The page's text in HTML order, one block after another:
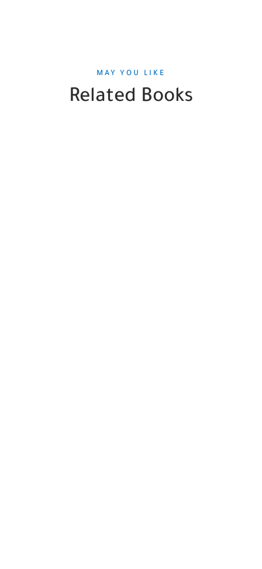
MAY YOU LIKE
Related Books